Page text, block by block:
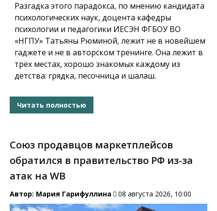
Разгадка этого парадокса, по мнению кандидата
психологических наук, доцента кафедры
психологии и педагогики ИЕСЭН ФГБОУ ВО
«НГПУ» Татьяны Рюминой, лежит не в новейшем
гаджете и не в авторском тренинге. Она лежит в
трёх местах, хорошо знакомых каждому из
детства: грядка, песочница и шалаш.
Читать полностью
Союз продавцов маркетплейсов
обратился в правительство РФ из-за
атак на WB
Автор: Мария Гарифуллина 08 августа 2026, 10:00